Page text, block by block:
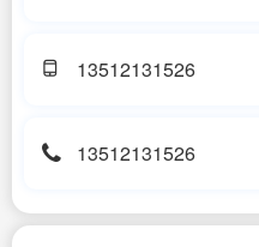
13512131526
13512131526